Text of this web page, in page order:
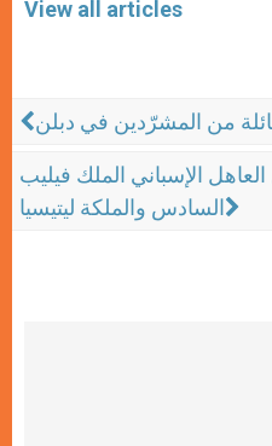
View all articles
من المشرّدين في دبلن
الإسباني الملك فيليب
السادس والملكة ليتيسيا